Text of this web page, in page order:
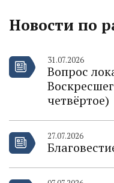
Новости по
31.07.2026
Вопрос
четвёртое)
27.07.2026